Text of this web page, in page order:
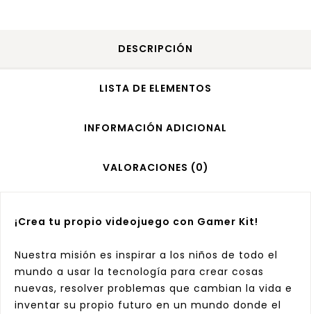
DESCRIPCIÓN
LISTA DE ELEMENTOS
INFORMACIÓN ADICIONAL
VALORACIONES (0)
¡Crea tu propio videojuego con Gamer Kit!
Nuestra misión es inspirar a los niños de todo el
mundo a usar la tecnología para crear cosas
nuevas, resolver problemas que cambian la vida e
inventar su propio futuro en un mundo donde el